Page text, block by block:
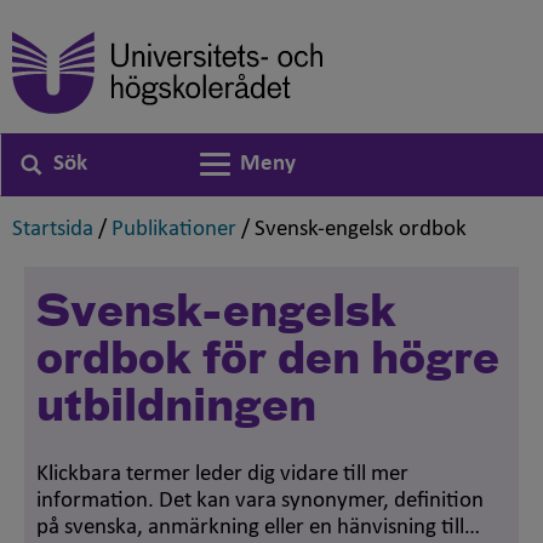
Sök
Växla navigering
Meny
Startsida ,
/ Publikationer ,
/ Svensk-engelsk ordbok
Svensk-engelsk
ordbok för den högre
utbildningen
Klickbara termer leder dig vidare till mer
information. Det kan vara synonymer, definition
på svenska, anmärkning eller en hänvisning till